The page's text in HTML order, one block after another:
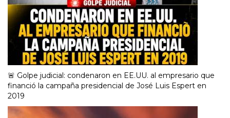
🚨 Golpe judicial: condenaron en EE.UU. al empresario que
financió la campaña presidencial de José Luis Espert en
2019